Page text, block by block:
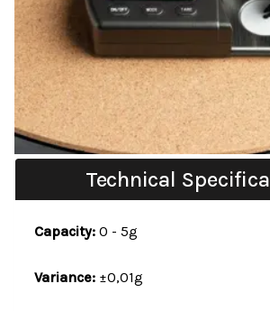
Technical
Capacity:0 - 5g
Variance:±0,01g